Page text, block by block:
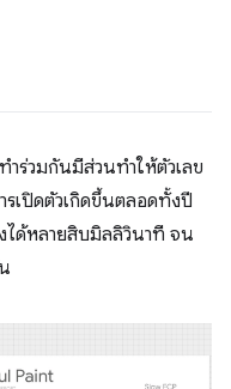
ร่วมกันมีส่วนทำให้ตัวเลข
รเปิดตัวเกิดขึ้นตลอดทั้งปี
ได้หลายสิบมิลลิวินาที จน